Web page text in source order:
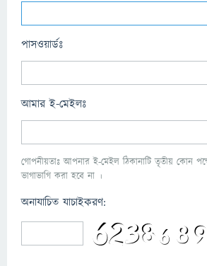
পাসওয়ার্ডঃ
আমার ই-মেইলঃ
গোপনীয়তাঃ আপনার ই-মেইল ঠিকানাটি তৃতীয় কোন
ভাগাভাগি করা হবে না ।
অনাযাচিত যাচাইকরণ: